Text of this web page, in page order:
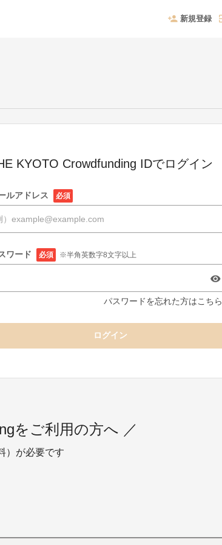
新規登録
KYOTO Crowdfunding IDでログイン
ルアドレス 必須
ワード 必須 ※半角英数字8文字以上
パスワードを忘れた方はこちら
ログイン
をご利用の方へ ／
）が必要です